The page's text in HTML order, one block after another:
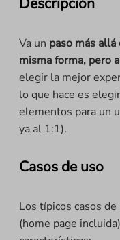
Va un paso más
misma forma, pero
elegir la mejor
lo que hace es
elementos para un
ya al 1:1).
Casos de uso
Los típicos casos
(home page